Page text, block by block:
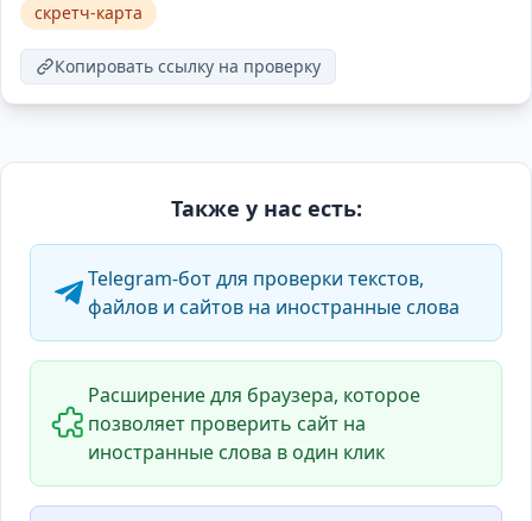
скретч-карта
Копировать ссылку на проверку
Также у нас есть:
Telegram-бот для проверки текстов,
файлов и сайтов на иностранные слова
Расширение для браузера, которое
позволяет проверить сайт на
иностранные слова в один клик